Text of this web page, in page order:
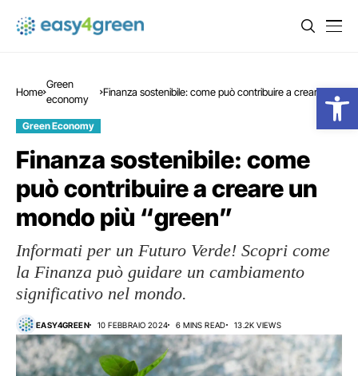
Home
Green
economy
Finanza sostenibile: come può contribuire a creare un
Green Economy
Finanza sostenibile: come
può contribuire a creare un
mondo più “green”
Informati per un Futuro Verde! Scopri come
la Finanza può guidare un cambiamento
significativo nel mondo.
EASY4GREEN 10 FEBBRAIO 2024 6 MINS READ 13.2K VIEWS